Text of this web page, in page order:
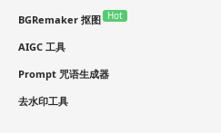
BGRemaker 抠图 Hot
AIGC 工具
Prompt 咒语生成器
去水印工具